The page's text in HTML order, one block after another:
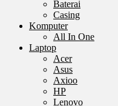
Baterai
Casing
Komputer
All In One
Laptop
Acer
Asus
Axioo
HP
Lenovo